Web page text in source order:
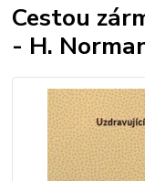
Cestou
- H.